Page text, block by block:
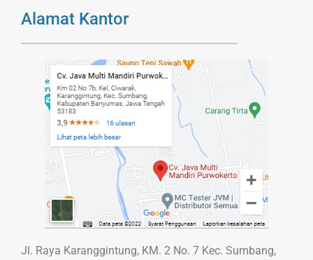
Alamat Kantor
Jl. Raya Karanggintung, KM. 2 No. 7 Kec. Sumbang,